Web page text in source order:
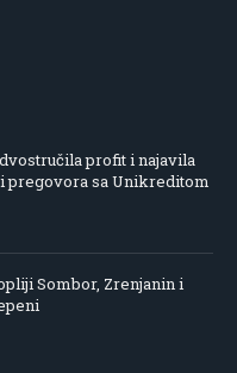
profit i najavila
pregovora sa Unikreditom
Sombor, Zrenjanin i